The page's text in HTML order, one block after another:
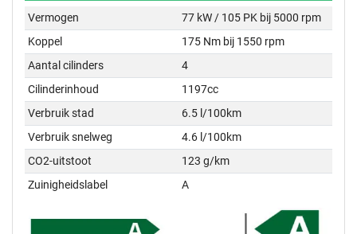
Vermogen
77 kW / 105 PK bij 5000 rpm
Koppel
175 Nm bij 1550 rpm
Aantal cilinders
4
Cilinderinhoud
1197cc
Verbruik stad
6.5 l/100km
Verbruik snelweg
4.6 l/100km
CO2-uitstoot
123 g/km
Zuinigheidslabel
A